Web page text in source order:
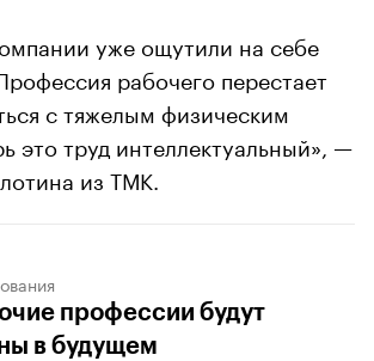
уже ощутили на себе
рабочего перестает
с тяжелым физическим
это труд интеллектуальный», —
из ТМК.
профессии будут
в будущем